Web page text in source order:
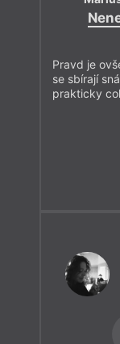
zvlášť
trumpů a
jednu z
umění,
Postupem této
Pravd je
se sbírají
prakticky